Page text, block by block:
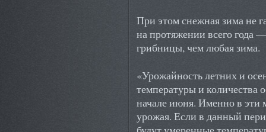
При этом снежная зима не
на протяжении всего года
грибницы, чем любая зима.
«Урожайность летних и
температуры и количества
начале июня. Именно в эти
урожая. Если в данный